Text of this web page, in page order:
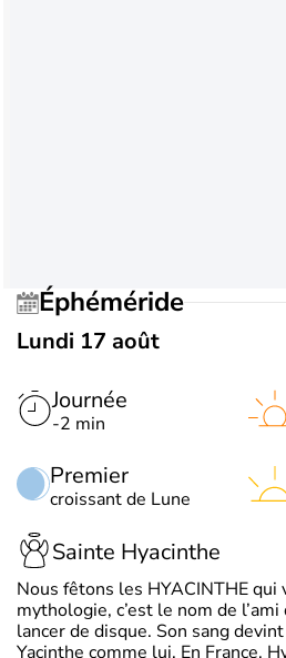
Éphéméride
Lundi 17 août
Journée
-2 min
Premier
croissant de Lune
Sainte Hyacinthe
Nous fêtons les HYACINTHE qui
mythologie, c’est le nom de
lancer de disque. Son sang
Yacinthe comme lui. En France,